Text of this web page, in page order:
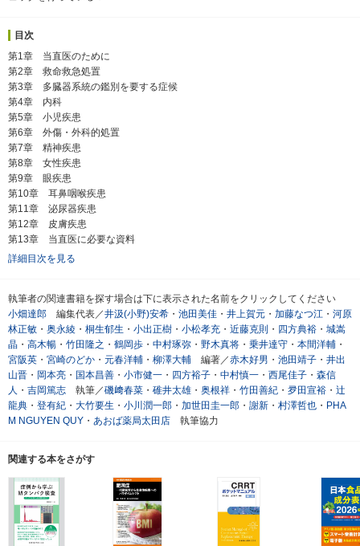
目次
第1章 当直医のために
第2章 救命救急処置
第3章 多臓器系統の鑑別を要する症候
第4章 内科
第5章 小児疾患
第6章 外傷・外科的処置
第7章 精神疾患
第8章 女性疾患
第9章 眼疾患
第10章 耳鼻咽喉疾患
第11章 泌尿器疾患
第12章 皮膚疾患
第13章 当直医に必要な資料
詳細目次を見る
執筆者の関連書籍を探す場合は下に表示された名前をクリックしてください
小畑達郎 編集代表／井汲(小野)安希 ・ 池田美佳 ・ 井上賀元 ・ 加藤なつ江 ・ 河原
林正敏 ・ 奥永綾 ・ 桐生郁生 ・ 小出正樹 ・ 小松孝充 ・ 近藤克則 ・ 四方典裕 ・ 城嵩
晶 ・ 高木暢 ・ 竹田隆之 ・ 鶴岡歩 ・ 中村琢弥 ・ 野木真将 ・ 乗井達守 ・ 本間洋輔 ・
宮阪英 ・ 宮崎のどか ・ 元春洋輔 ・ 柳澤大輔 編著／赤木好男 ・ 池田靖子 ・ 井出
山晋 ・ 岡本亮 ・ 国本昌善 ・ 小市健一 ・ 四方裕子 ・ 中村慎一 ・ 西尾佳子 ・ 森信
人 ・ 吉岡篤志 執筆／磯﨑春菜 ・ 碓井太雄 ・ 奥根祥 ・ 竹田善紀 ・ 夛田宣裕 ・ 辻
龍典 ・ 登有紀 ・ 大竹要生 ・ 小川潤一郎 ・ 加世田圭一郎 ・ 謝新 ・ 村澤哲也 ・ PHA
M NGUYEN QUY ・ あおば薬局太田店 執筆協力
関連する本をさがす